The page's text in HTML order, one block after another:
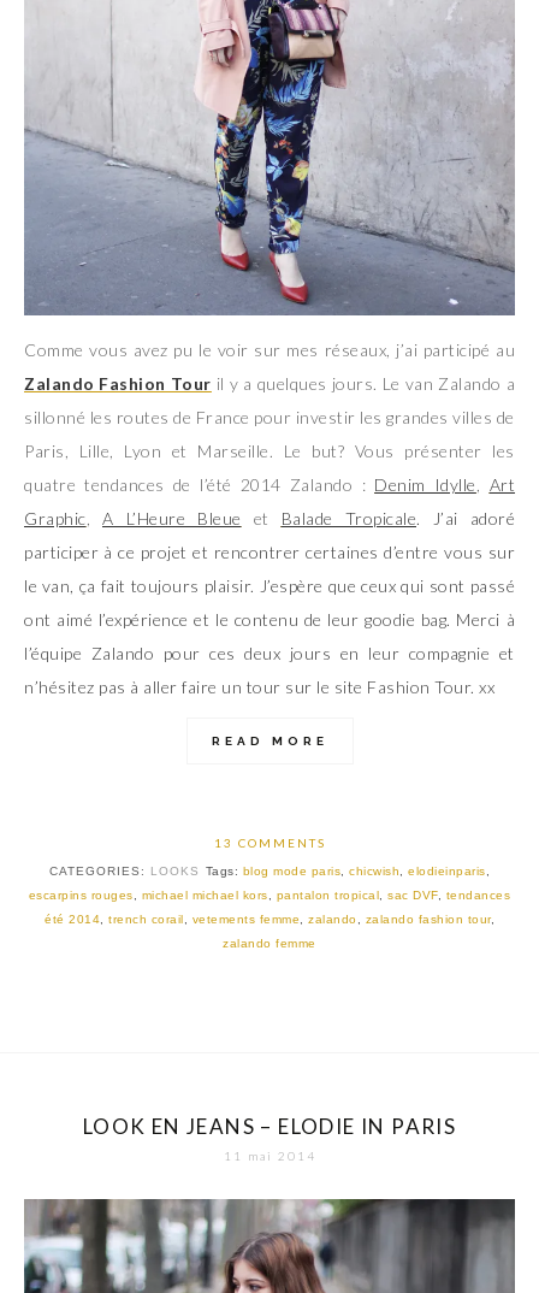
Comme vous avez pu le voir sur mes réseaux, j’ai participé au
Zalando Fashion Tour il y a quelques jours. Le van Zalando a
sillonné les routes de France pour investir les grandes villes de
Paris, Lille, Lyon et Marseille. Le but? Vous présenter les
quatre tendances de l’été 2014 Zalando : Denim Idylle
Art
Graphic
A L’Heure Bleue et Balade Tropicale. J’ai adoré
participer à ce projet et rencontrer certaines d’entre vous sur
le van, ça fait toujours plaisir. J’espère que ceux qui sont passé
ont aimé l’expérience et le contenu de leur goodie bag. Merci à
l’équipe Zalando pour ces deux jours en leur compagnie et
n’hésitez pas à aller faire un tour sur le site Fashion Tour. xx
READ MORE
13 COMMENTS
CATEGORIES: LOOKS Tags: blog mode paris ,chicwish ,elodieinparis
escarpins rouges
michael michael kors pantalon tropical ,sac DVF, tendances
été 2014
trench corail vetements femme zalando zalando fashion tour,
zalando femme
LOOK EN JEANS – ELODIE IN PARIS
11 mai 2014